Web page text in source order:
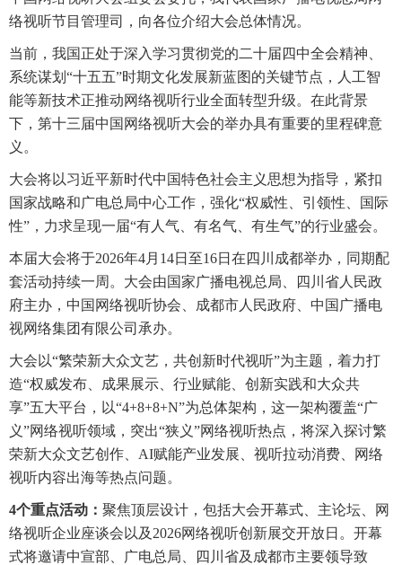
络视听节目管理司，向各位介绍大会总体情况。
当前，我国正处于深入学习贯彻党的二十届四中全会精神、
系统谋划“十五五”时期文化发展新蓝图的关键节点，人工智
能等新技术正推动网络视听行业全面转型升级。在此背景
下，第十三届中国网络视听大会的举办具有重要的里程碑意
义。
大会将以习近平新时代中国特色社会主义思想为指导，紧扣
国家战略和广电总局中心工作，强化“权威性、引领性、国际
性”，力求呈现一届“有人气、有名气、有生气”的行业盛会。
本届大会将于2026年4月14日至16日在四川成都举办，同期配
套活动持续一周。大会由国家广播电视总局、四川省人民政
府主办，中国网络视听协会、成都市人民政府、中国广播电
视网络集团有限公司承办。
大会以“繁荣新大众文艺，共创新时代视听”为主题，着力打
造“权威发布、成果展示、行业赋能、创新实践和大众共
享”五大平台，以“4+8+8+N”为总体架构，这一架构覆盖“广
义”网络视听领域，突出“狭义”网络视听热点，将深入探讨繁
荣新大众文艺创作、AI赋能产业发展、视听拉动消费、网络
视听内容出海等热点问题。
4个重点活动： 聚焦顶层设计，包括大会开幕式、主论坛、网
络视听企业座谈会以及2026网络视听创新展交开放日。开幕
式将邀请中宣部、广电总局、四川省及成都市主要领导致